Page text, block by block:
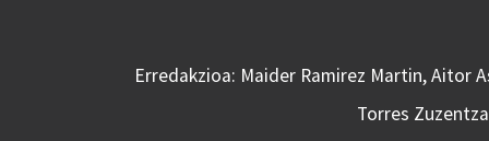
Erredakzioa: Maider Ramirez Martin, Aitor
Torres